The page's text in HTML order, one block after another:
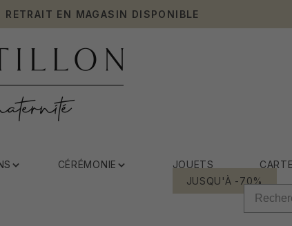
EN MAGASIN DISPONIBLE
CÉRÉMONIE JOUETS
JUSQU'À -70%